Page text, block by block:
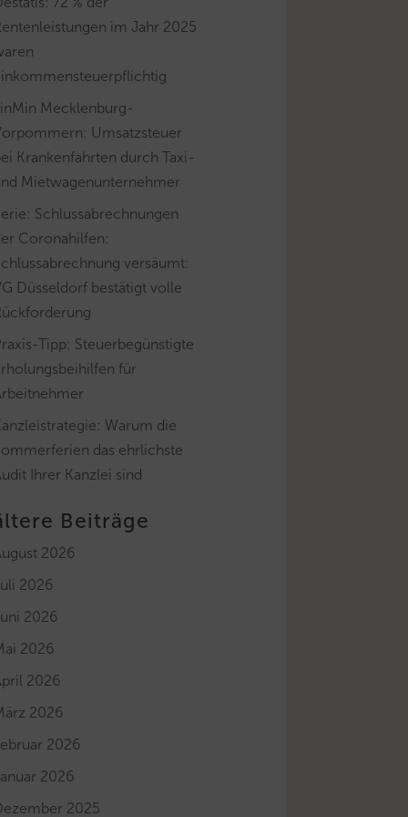
im Jahr 2025
Mecklenburg-
Umsatzsteuer
Krankenfahrten durch Taxi-
Mietwagenunternehmer
Schlussabrechnungen
Coronahilfen:
versäumt:
Düsseldorf bestätigt volle
Tipp: Steuerbegünstigte
für
Warum die
das ehrlichste
Ihrer Kanzlei sind
Beiträge
2026
2026
2026
2026
2026
2026
2026
2026
2025